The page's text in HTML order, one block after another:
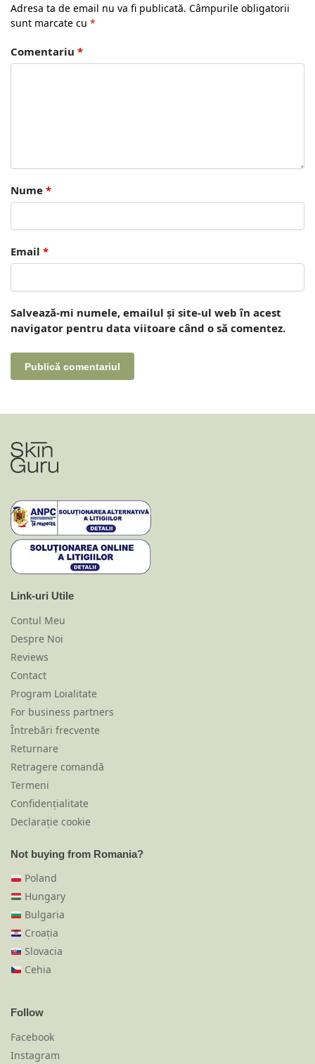
Adresa ta de email nu va fi publicată. Câmpurile obligatorii
sunt marcate cu *
Comentariu *
Nume *
Email *
Salvează-mi numele, emailul și site-ul web în acest
navigator pentru data viitoare când o să comentez.
Link-uri Utile
Contul Meu
Despre Noi
Reviews
Contact
Program Loialitate
For business partners
Întrebări frecvente
Returnare
Retragere comandă
Termeni
Confidențialitate
Declarație cookie
Not buying from Romania?
Poland
Hungary
Bulgaria
Croația
Slovacia
Cehia
Follow
Facebook
Instagram